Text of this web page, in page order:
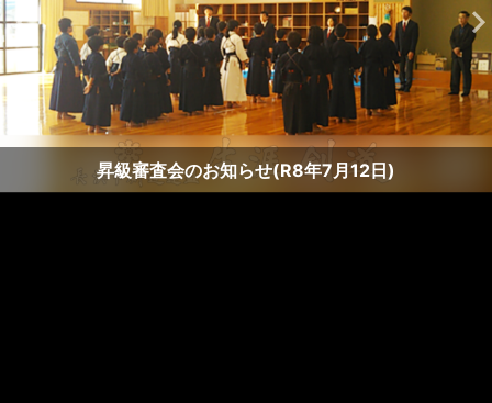
昇級審査会のお知らせ(R8年7月12日)